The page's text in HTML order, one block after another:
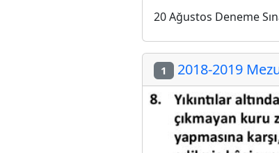
20 Ağustos Deneme
1 2018-2019